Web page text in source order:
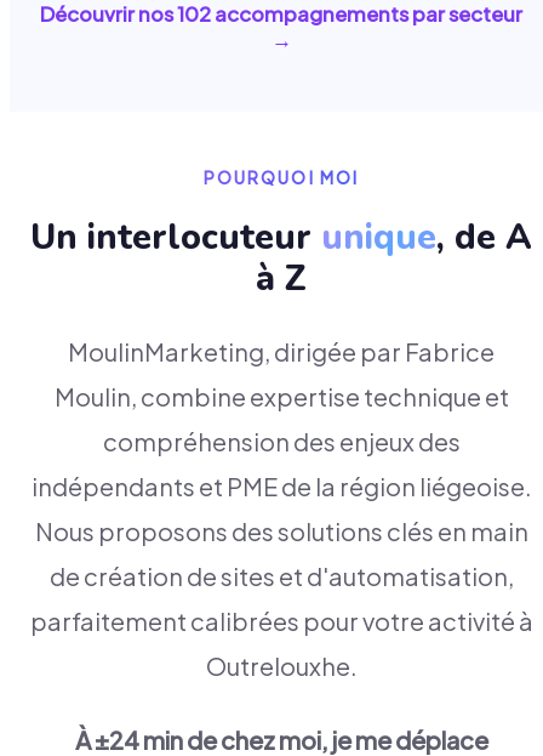
Découvrir nos102accompagnements par secteur
→
POURQUOI MOI
Un interlocuteur unique, de A
à Z
MoulinMarketing, dirigée par Fabrice
Moulin, combine expertise technique et
compréhension des enjeux des
indépendants et PME de la région liégeoise.
Nous proposons des solutions clés en main
de création de sites et d'automatisation,
parfaitement calibrées pour votre activité à
Outrelouxhe.
À ±24 min de chez moi, je me déplace